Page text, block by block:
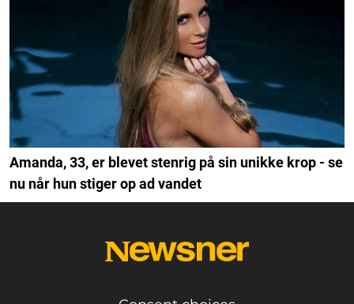
Amanda, 33, er blevet stenrig på sin unikke krop - se
nu når hun stiger op ad vandet